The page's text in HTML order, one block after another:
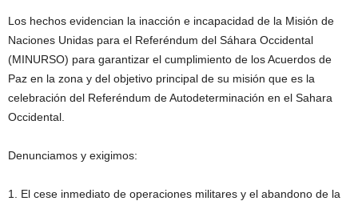
Los hechos evidencian la inacción e incapacidad de la Misión de
Naciones Unidas para el Referéndum del Sáhara Occidental
(MINURSO) para garantizar el cumplimiento de los Acuerdos de
Paz en la zona y del objetivo principal de su misión que es la
celebración del Referéndum de Autodeterminación en el Sahara
Occidental.
Denunciamos y exigimos:
1. El cese inmediato de operaciones militares y el abandono de la